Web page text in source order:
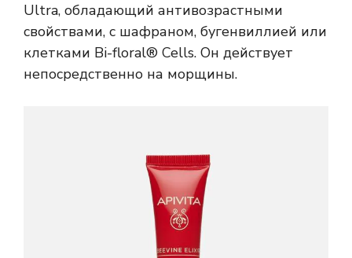
Ultra, обладающий антивозрастными
свойствами, с шафраном, бугенвиллией или
клетками Bi-floral® Cells. Он действует
непосредственно на морщины.